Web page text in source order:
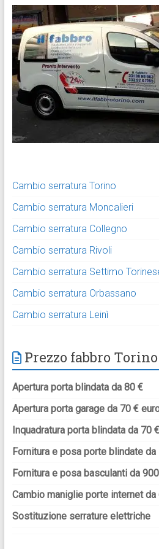
Cambio serratura Torino
Cambio serratura Moncalieri
Cambio serratura Collegno
Cambio serratura Rivoli
Cambio serratura Settimo
Cambio serratura Orbassano
Cambio serratura Leinì
Prezzo fabbro
Apertura porta blindata da 80 €
Apertura porta garage da 70 €
Inquadratura porta blindata da 70 €
Fornitura e posa porte blindate da
Fornitura e posa basculanti da
Cambio maniglie porte internet da
Sostituzione serrature elettriche